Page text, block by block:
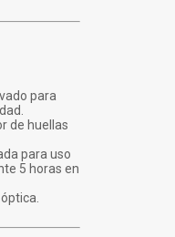
para
de huellas
para uso
5 horas en